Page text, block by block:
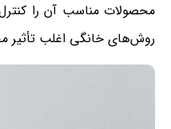
محصولات مناسب آن را
روش‌های خانگی اغلب تأثیر